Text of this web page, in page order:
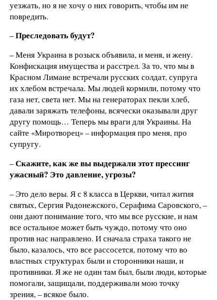
уезжать, но я не хочу о них говорить, чтобы им не
повредить.
–Преследовать будут?
– Меня Украина в розыск объявила, и меня, и жену.
Конфискация имущества и расстрел. За то, что мы в
Красном Лимане встречали русских солдат, супруга
их хлебом встречала. Мы людей кормили, потому что
газа нет, света нет. Мы на генераторах пекли хлеб,
давали заряжать телефоны, всячески оказывали друг
другу помощь… Теперь мы враги для Украины. На
сайте «Миротворец» – информация про меня, про
супругу.
–Скажите, как же вы выдержали этот прессинг
ужасный? Это давление, угрозы?
– Это дело веры. Я с 8 класса в Церкви, читал жития
святых, Сергия Радонежского, Серафима Саровского, –
они дают понимание того, что мы все русские, и нам
все остальное может быть чуждо, потому что оно
против нас направлено. И сначала страха такого не
было, казалось, что все рассосется, потому что во
властных структурах были и сторонники наши, и
противники. Я же не один там был, были люди, которые
помогали, защищали, поддерживали мою точку
зрения, – всякое было.